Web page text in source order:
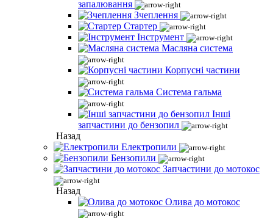
запалювання
Зчеплення
Стартер
Інструмент
Масляна система
Корпусні частини
Система гальма
Інші
запчастини до бензопил
Назад
Електропили
Бензопили
Запчастини до мотокос
Назад
Олива до мотокос